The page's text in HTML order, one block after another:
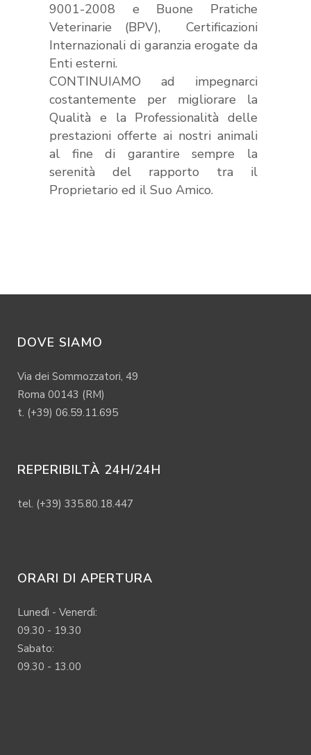
9001-2008 e Buone Pratiche
Veterinarie (BPV), Certificazioni
Internazionali di garanzia erogate da
Enti esterni.
CONTINUIAMO ad impegnarci
costantemente per migliorare la
Qualità e la Professionalità delle
prestazioni offerte ai nostri animali
al fine di garantire sempre la
serenità del rapporto tra il
Proprietario ed il Suo Amico.
DOVE SIAMO
Via dei Sommozzatori, 49
Roma 00143 (RM)
t. (+39) 06.59.11.695
REPERIBILTÀ 24H/24H
tel. (+39) 335.80.18.447
ORARI DI APERTURA
Lunedì - Venerdì:
09.30 - 19.30
Sabato:
09.30 - 13.00